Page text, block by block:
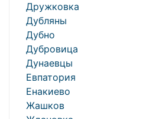
Дружковка
Дубляны
Дубно
Дубровица
Дунаевцы
Евпатория
Енакиево
Жашков